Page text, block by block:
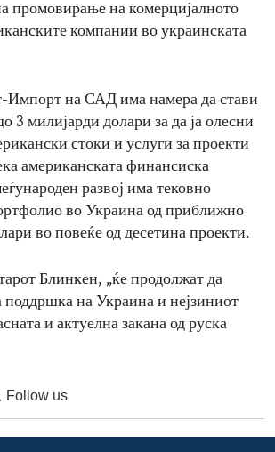
промовирање на комерцијалното
компании во украинската
Импорт на САД има намера да стави
3 милијарди долари за да ја олесни
стоки и услуги за проекти
американската финансиска
развој има тековно
во Украина од приближно
во повеќе од десетина проекти.
Блинкен, „ќе продолжат да
поддршка на Украина и нејзиниот
и актуелна закана од руска
Follow us